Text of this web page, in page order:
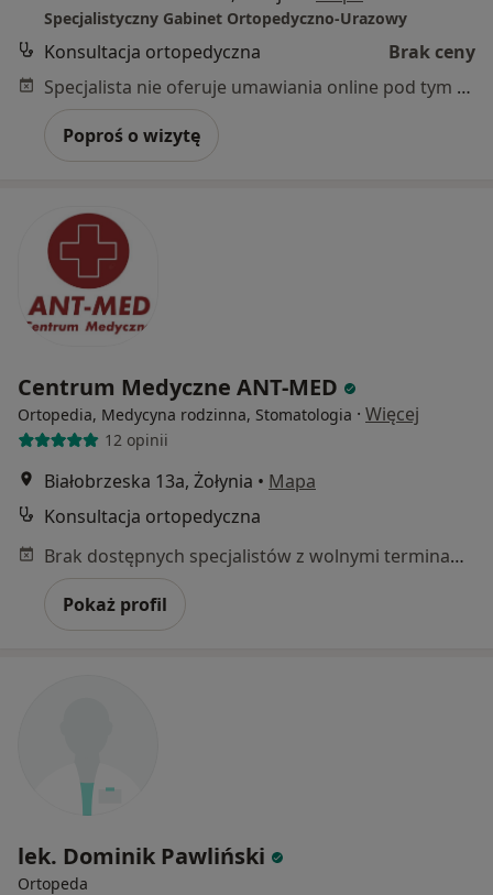
Specjalistyczny Gabinet Ortopedyczno-Urazowy
Konsultacja ortopedyczna
Brak ceny
Specjalista nie oferuje umawiania online pod tym adresem.
Poproś o wizytę
Centrum Medyczne ANT-MED
Ortopedia, Medycyna rodzinna, Stomatologia · Więcej
12 opinii
Białobrzeska 13a, Żołynia • Mapa
Konsultacja ortopedyczna
Brak dostępnych specjalistów z wolnymi terminami w tym centrum medycznym.
Pokaż profil
lek. Dominik Pawliński
Ortopeda